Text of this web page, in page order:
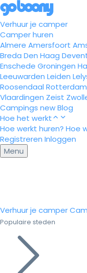
Verhuur je camper
Camper huren
Almere Amersfoort
Breda Den Haag
Enschede Groningen
Leeuwarden Leiden
Roosendaal Rotterdam
Vlaardingen Zeist
Campings newBlog
Hoe het werkt
Hoe werkt huren? Hoe
Registreren Inloggen
Menu
Verhuur je camper
Populaire steden